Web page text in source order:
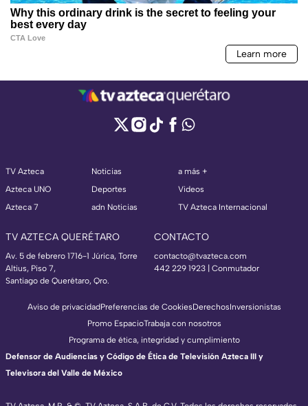
TV Azteca
Azteca UNO
Azteca 7
Noticias
Deportes
adn Noticias
a más +
Videos
TV Azteca Internacional
TV AZTECA QUERÉTARO
Av. 5 de febrero 1716-1 Júrica, Torre
Altius, Piso 7,
Santiago de Querétaro, Qro.
CONTACTO
contacto@tvazteca.com
442 229 1923 | Conmutador
Aviso de privacidadPreferencias de CookiesDerechosInversionistas
Promo EspacioTrabaja con nosotros
Programa de ética, integridad y cumplimiento
Defensor de Audiencias y Código de Ética de Televisión Azteca III y
Televisora del Valle de México